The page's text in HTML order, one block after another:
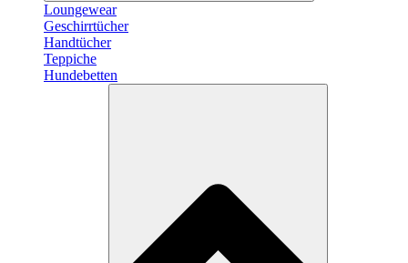
Loungewear
Geschirrtücher
Handtücher
Teppiche
Hundebetten